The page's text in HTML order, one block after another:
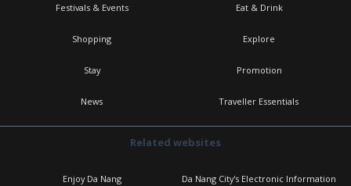
Festivals & Events Eat & Drink
Shopping Explore
Stay Promotion
News Traveller Essentials
Related websites
Enjoy Da Nang Da Nang City's Electronic Information